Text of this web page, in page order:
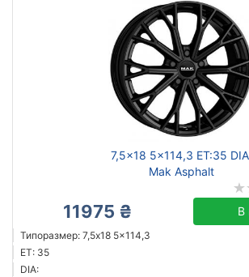
7,5x18 5x114,3 ET:35
Mak Asphalt
11975 ₴ В
Типоразмер: 7,5x18 5x114,3
ET: 35
DIA: